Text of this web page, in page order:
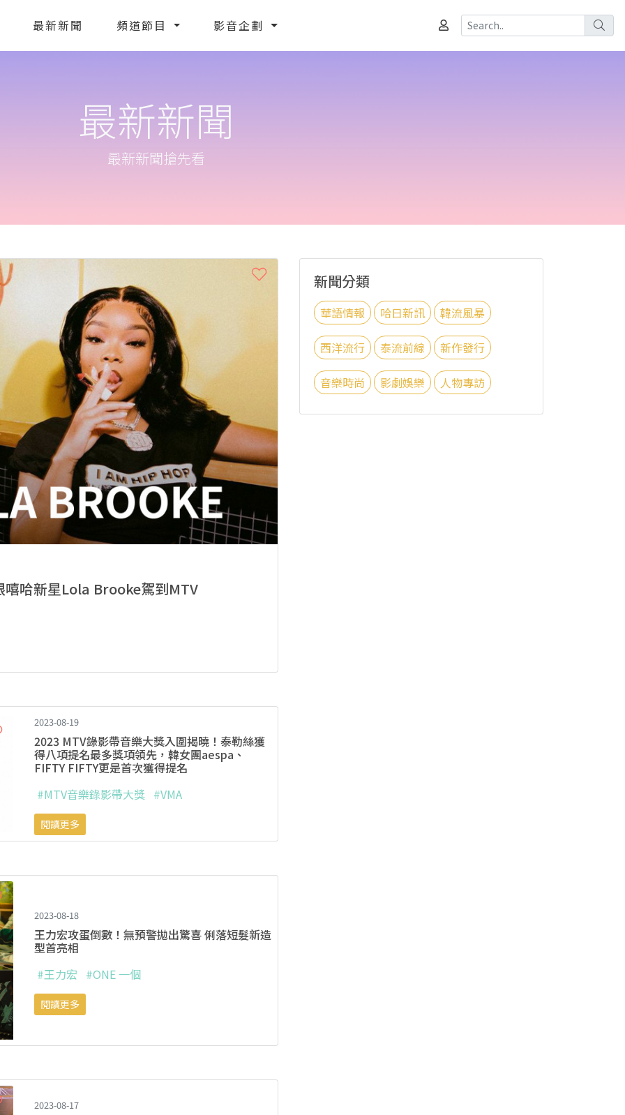
最新新聞 頻道節目 影音企劃
最新新聞
最新新聞搶先看
新聞分類
華語情報 哈日新訊 韓流風暴
西洋流行 泰流前線 新作發行
音樂時尚 影劇娛樂 人物專訪
哈新星Lola Brooke駕到MTV
2023-08-19
2023 MTV錄影帶音樂大獎入圍揭曉！泰勒絲獲
得八項提名最多獎項領先，韓女團aespa、
FIFTY FIFTY更是首次獲得提名
#MTV音樂錄影帶大獎 #VMA
閱讀更多
2023-08-18
王力宏攻蛋倒數！無預警拋出驚喜 俐落短髮新造
型首亮相
#王力宏 #ONE 一個
閱讀更多
2023-08-17